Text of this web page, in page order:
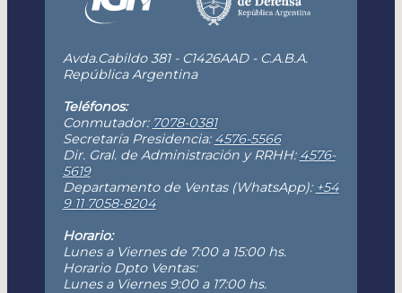
Avda.Cabildo 381 - C1426AAD - C.A.B.A.
República Argentina
Teléfonos:
Conmutador: 7078-0381
Secretaría Presidencia: 4576-5566
Dir. Gral. de Administración y RRHH: 4576-
5619
Departamento de Ventas (WhatsApp): +54
9 11 7058-8204
Horario:
Lunes a Viernes de 7:00 a 15:00 hs.
Horario Dpto Ventas:
Lunes a Viernes 9:00 a 17:00 hs.